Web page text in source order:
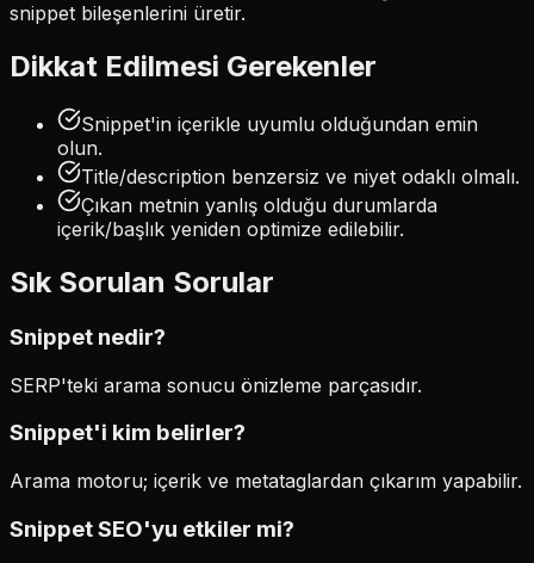
snippet bileşenlerini üretir.
Dikkat Edilmesi Gerekenler
Snippet'in içerikle uyumlu olduğundan emin
olun.
Title/description benzersiz ve niyet odaklı olmalı.
Çıkan metnin yanlış olduğu durumlarda
içerik/başlık yeniden optimize edilebilir.
Sık Sorulan Sorular
Snippet nedir?
SERP'teki arama sonucu önizleme parçasıdır.
Snippet'i kim belirler?
Arama motoru; içerik ve metataglardan çıkarım yapabilir.
Snippet SEO'yu etkiler mi?